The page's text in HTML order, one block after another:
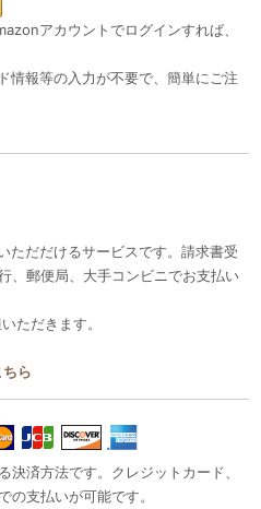
アカウントでログインすれば、
情報等の入力が不要で、簡単にご注
ただだけるサービスです。請求書受
、郵便局、大手コンビニでお支払い
ただきます。
ら
決済方法です。クレジットカード、
の支払いが可能です。